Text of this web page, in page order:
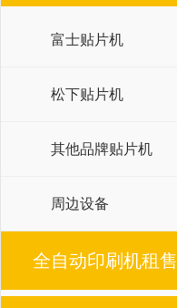
富士贴片机
松下贴片机
其他品牌贴片机
周边设备
全自动印刷机租售